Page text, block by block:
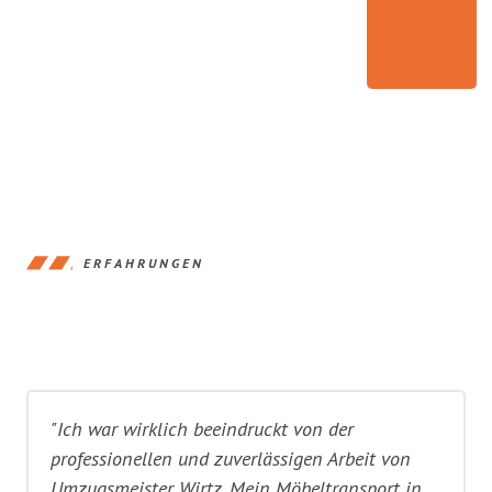
ERFAHRUNGEN
"Ich war wirklich beeindruckt von der
professionellen und zuverlässigen Arbeit von